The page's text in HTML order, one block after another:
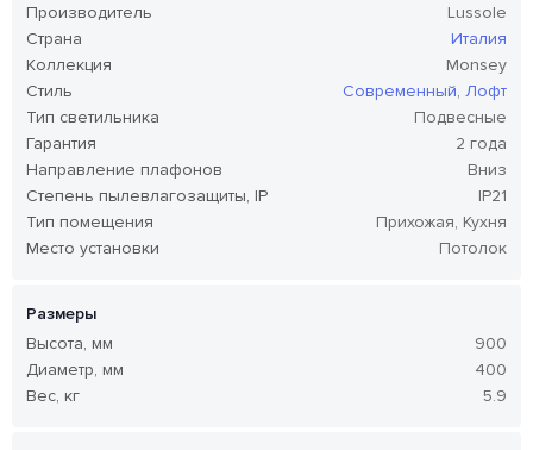
Производитель
Lussole
Страна
Италия
Коллекция
Monsey
Стиль
Современный, Лофт
Тип светильника
Подвесные
Гарантия
2 года
Направление плафонов
Вниз
Степень пылевлагозащиты, IP
IP21
Тип помещения
Прихожая, Кухня
Место установки
Потолок
Размеры
Высота, мм
900
Диаметр, мм
400
Вес, кг
5.9